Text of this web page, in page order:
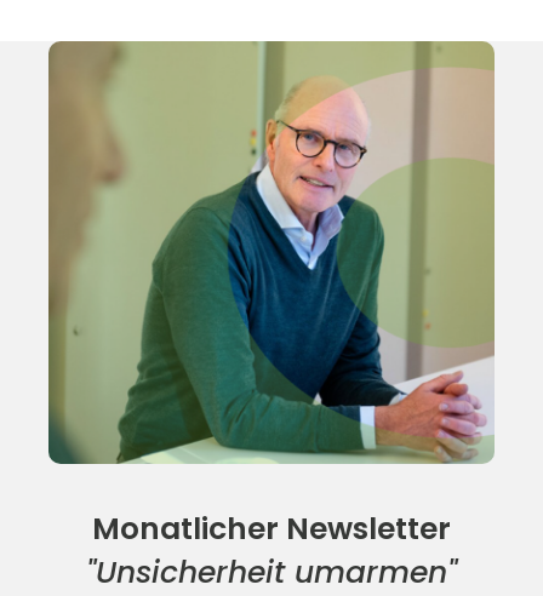
Monatlicher Newsletter
"Unsicherheit umarmen"